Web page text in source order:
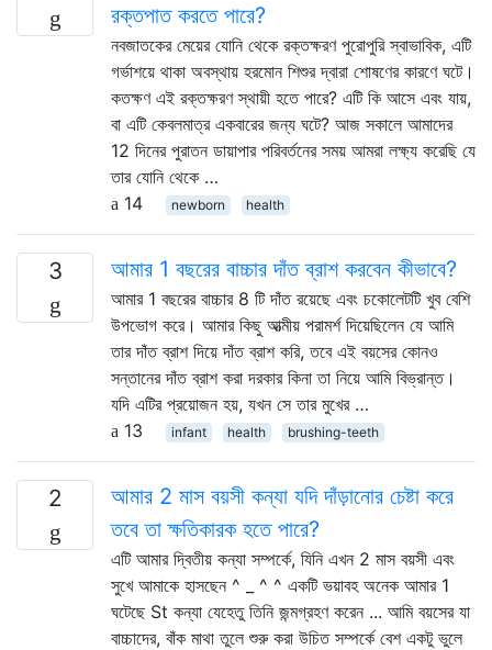
রক্তপাত করতে পারে?
নবজাতকের মেয়ের যোনি থেকে রক্তক্ষরণ পুরোপুরি স্বাভাবিক, এটি
গর্ভাশয়ে থাকা অবস্থায় হরমোন শিশুর দ্বারা শোষণের কারণে ঘটে।
কতক্ষণ এই রক্তক্ষরণ স্থায়ী হতে পারে? এটি কি আসে এবং যায়,
বা এটি কেবলমাত্র একবারের জন্য ঘটে? আজ সকালে আমাদের
12 দিনের পুরাতন ডায়াপার পরিবর্তনের সময় আমরা লক্ষ্য করেছি যে
তার যোনি থেকে …
14
newborn health
3 আমার 1 বছরের বাচ্চার দাঁত ব্রাশ করবেন কীভাবে?
আমার 1 বছরের বাচ্চার 8 টি দাঁত রয়েছে এবং চকোলেটটি খুব বেশি
উপভোগ করে। আমার কিছু আত্মীয় পরামর্শ দিয়েছিলেন যে আমি
তার দাঁত ব্রাশ দিয়ে দাঁত ব্রাশ করি, তবে এই বয়সের কোনও
সন্তানের দাঁত ব্রাশ করা দরকার কিনা তা নিয়ে আমি বিভ্রান্ত।
যদি এটির প্রয়োজন হয়, যখন সে তার মুখের …
13
infant health brushing-teeth
2
আমার 2 মাস বয়সী কন্যা যদি দাঁড়ানোর চেষ্টা করে
তবে তা ক্ষতিকারক হতে পারে?
এটি আমার দ্বিতীয় কন্যা সম্পর্কে, যিনি এখন 2 মাস বয়সী এবং
সুখে আমাকে হাসছেন ^ _ ^ ^ একটি ভয়াবহ অনেক আমার 1
ঘটেছে St কন্যা যেহেতু তিনি জন্মগ্রহণ করেন ... আমি বয়সের যা
বাচ্চাদের, বাঁক মাথা তুলে শুরু করা উচিত সম্পর্কে বেশ একটু ভুলে